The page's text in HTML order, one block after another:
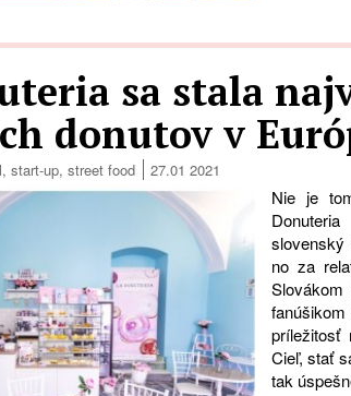
sa stala
donutov v
, start-up, street food 27.01 2021
Nie je
no za
príležitosť
Cieľ, stať
tak